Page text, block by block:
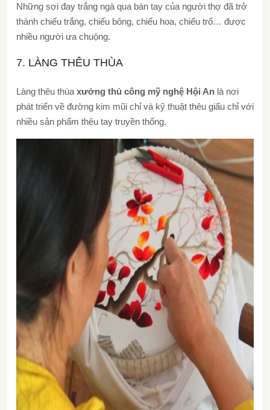
Những sợi đay trắng ngà qua bàn tay của người thợ đã trở
thành chiếu trắng, chiếu bông, chiếu hoa, chiếu trổ… được
nhiều người ưa chuộng.
7. LÀNG THÊU THÙA
Làng thêu thùa xưởng thủ công mỹ nghệ Hội An là nơi
phát triển về đường kim mũi chỉ và kỹ thuật thêu giấu chỉ với
nhiều sản phẩm thêu tay truyền thống.